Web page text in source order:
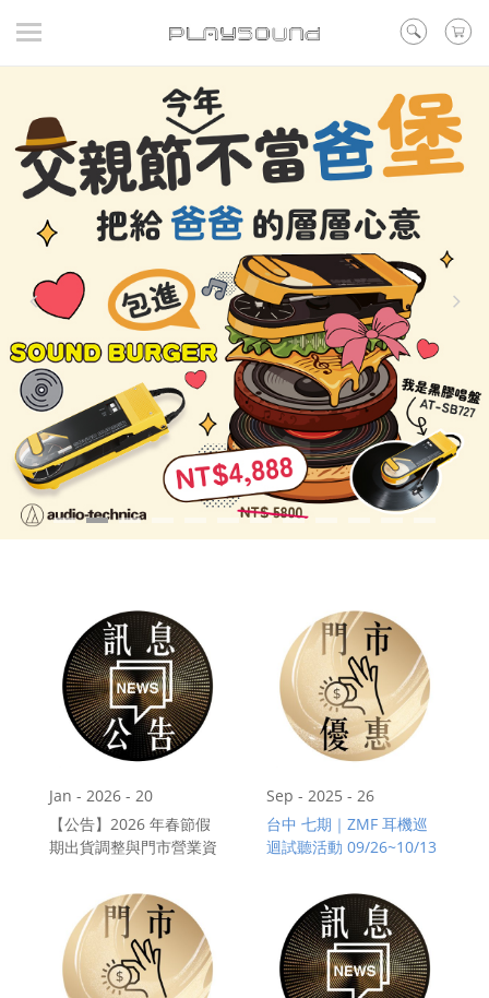
登入
/ 聯絡我們
▼在線活動
▼好評預購
▼新品
▼出清
品牌
耳機
喇叭
黑膠
訊源DAC耳擴
其他類型
門市資訊
Jan - 2026 - 20
【公告】2026 年春節假
期出貨調整與門市營業資
Sep - 2025 - 26
台中 七期｜ZMF 耳機巡
迴試聽活動 09/26~10/13